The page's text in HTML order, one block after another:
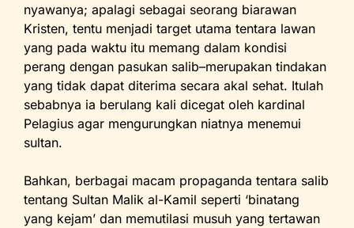
nyawanya; apalagi sebagai seorang biarawan
Kristen, tentu menjadi target utama tentara lawan
yang pada waktu itu memang dalam kondisi
perang dengan pasukan salib–merupakan tindakan
yang tidak dapat diterima secara akal sehat. Itulah
sebabnya ia berulang kali dicegat oleh kardinal
Pelagius agar mengurungkan niatnya menemui
sultan.
Bahkan, berbagai macam propaganda tentara salib
tentang Sultan Malik al-Kamil seperti ‘binatang
yang kejam’ dan memutilasi musuh yang tertawan